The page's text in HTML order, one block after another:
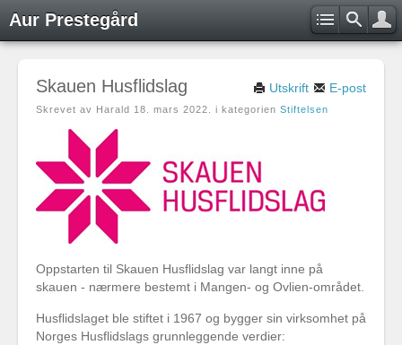
Aur Prestegård
E-post
Utskrift
Skauen Husflidslag
Skrevet av Harald 18. mars 2022 . i kategorien Stiftelsen
Oppstarten til Skauen Husflidslag var langt inne på
skauen - nærmere bestemt i Mangen- og Ovlien-området.
Husflidslaget ble stiftet i 1967 og bygger sin virksomhet på
Norges Husflidslags grunnleggende verdier: